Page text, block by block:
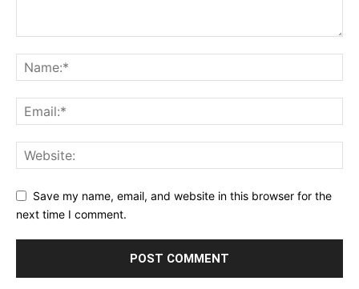
Save my name, email, and website in this browser for the
next time I comment.